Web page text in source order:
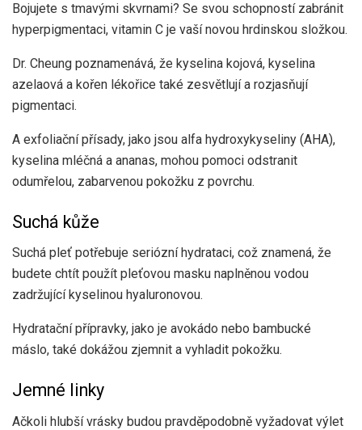
Bojujete s tmavými skvrnami? Se svou schopností zabránit
hyperpigmentaci, vitamin C je vaší novou hrdinskou složkou.
Dr. Cheung poznamenává, že kyselina kojová, kyselina
azelaová a kořen lékořice také zesvětlují a rozjasňují
pigmentaci.
A exfoliační přísady, jako jsou alfa hydroxykyseliny (AHA),
kyselina mléčná a ananas, mohou pomoci odstranit
odumřelou, zabarvenou pokožku z povrchu.
Suchá kůže
Suchá pleť potřebuje seriózní hydrataci, což znamená, že
budete chtít použít pleťovou masku naplněnou vodou
zadržující kyselinou hyaluronovou.
Hydratační přípravky, jako je avokádo nebo bambucké
máslo, také dokážou zjemnit a vyhladit pokožku.
Jemné linky
Ačkoli hlubší vrásky budou pravděpodobně vyžadovat výlet